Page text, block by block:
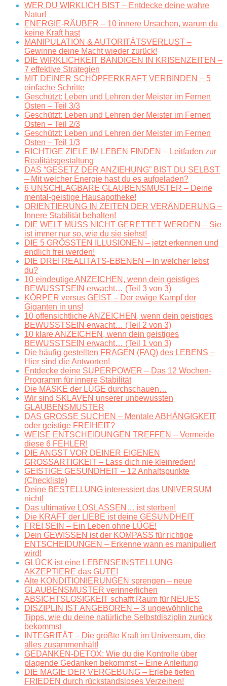
WER DU WIRKLICH BIST – Entdecke deine wahre
Natur!
ENERGIE-RÄUBER – 10 innere Ursachen, warum du
keine Kraft hast
MANIPULATION & AUTORITÄTSVERLUST –
Gewinne deine Macht wieder zurück!
DIE WIRKLICHKEIT BÄNDIGEN IN KRISENZEITEN –
7 effektive Strategien
MIT DEINER SCHÖPFERKRAFT VERBINDEN – 5
einfache Schritte
Geschützt: Leben und Lehren der Meister im Fernen
Osten – Teil 3/3
Geschützt: Leben und Lehren der Meister im Fernen
Osten – Teil 2/3
Geschützt: Leben und Lehren der Meister im Fernen
Osten – Teil 1/3
RICHTIGE ZIELE IM LEBEN FINDEN – Leitfaden zur
Realitätsgestaltung
DAS “GESETZ DER ANZIEHUNG” BIST DU SELBST
– Mit welcher Energie hast du es aufgeladen?
6 UNSCHLAGBARE GLAUBENSMUSTER – Deine
mental-geistige Hausapotheke!
ORIENTIERUNG IN ZEITEN DER VERÄNDERUNG –
Innere Stabilität behalten!
DIE WELT MUSS NICHT GERETTET WERDEN – Sie
ist immer nur so, wie du sie siehst!
DIE 5 GRÖSSTEN ILLUSIONEN – jetzt erkennen und
endlich frei werden!
DIE DREI REALITÄTS-EBENEN – In welcher lebst
du?
10 eindeutige ANZEICHEN, wenn dein geistiges
BEWUSSTSEIN erwacht… (Teil 3 von 3)
KÖRPER versus GEIST – Der ewige Kampf der
Giganten in uns!
10 offensichtliche ANZEICHEN, wenn dein geistiges
BEWUSSTSEIN erwacht… (Teil 2 von 3)
10 klare ANZEICHEN, wenn dein geistiges
BEWUSSTSEIN erwacht… (Teil 1 von 3)
Die häufig gestellten FRAGEN (FAQ) des LEBENS –
Hier sind die Antworten!
Entdecke deine SUPERPOWER – Das 12 Wochen-
Programm für innere Stabilität
Die MASKE der LÜGE durchschauen…
Wir sind SKLAVEN unserer unbewussten
GLAUBENSMUSTER
DAS GROSSE SUCHEN – Mentale ABHÄNGIGKEIT
oder geistige FREIHEIT?
WEISE ENTSCHEIDUNGEN TREFFEN – Vermeide
diese 6 FEHLER!
DIE ANGST VOR DEINER EIGENEN
GROSSARTIGKEIT – Lass dich nie kleinreden!
GEISTIGE GESUNDHEIT – 12 Anhaltspunkte
(Checkliste)
Deine BESTELLUNG interessiert das UNIVERSUM
nicht!
Das ultimative LOSLASSEN… ist sterben!
Die KRAFT der LIEBE ist deine GESUNDHEIT
FREI SEIN – Ein Leben ohne LÜGE!
Dein GEWISSEN ist der KOMPASS für richtige
ENTSCHEIDUNGEN – Erkenne wann es manipuliert
wird!
GLÜCK ist eine LEBENSEINSTELLUNG –
AKZEPTIERE das GUTE!
Alte KONDITIONIERUNGEN sprengen – neue
GLAUBENSMUSTER verinnerlichen
ABSICHTSLOSIGKEIT schafft Raum für NEUES
DISZIPLIN IST ANGEBOREN – 3 ungewöhnliche
Tipps, wie du deine natürliche Selbstdisziplin zurück
bekommst
INTEGRITÄT – Die größte Kraft im Universum, die
alles zusammenhält!
GEDANKEN-DETOX: Wie du die Kontrolle über
plagende Gedanken bekommst – Eine Anleitung
DIE MAGIE DER VERGEBUNG – Erlebe tiefen
FRIEDEN durch rückstandsloses Verzeihen!